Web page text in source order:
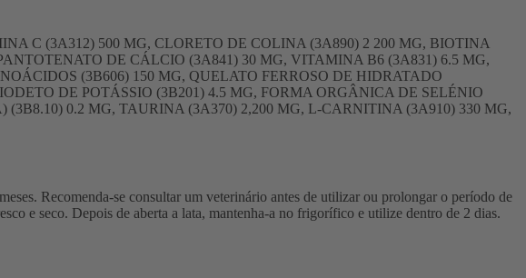
C (3A312) 500 MG, CLORETO DE COLINA (3A890) 2 200 MG, BIOTINA
DE CÁLCIO (3A841) 30 MG, VITAMINA B6 (3A831) 6.5 MG,
(3B606) 150 MG, QUELATO FERROSO DE HIDRATADO
DE POTÁSSIO (3B201) 4.5 MG, FORMA ORGÂNICA DE SELÉNIO
0.2 MG, TAURINA (3A370) 2,200 MG, L-CARNITINA (3A910) 330 MG,
Recomenda-se consultar um veterinário antes de utilizar ou prolongar o período de
e seco. Depois de aberta a lata, mantenha-a no frigorífico e utilize dentro de 2 dias.